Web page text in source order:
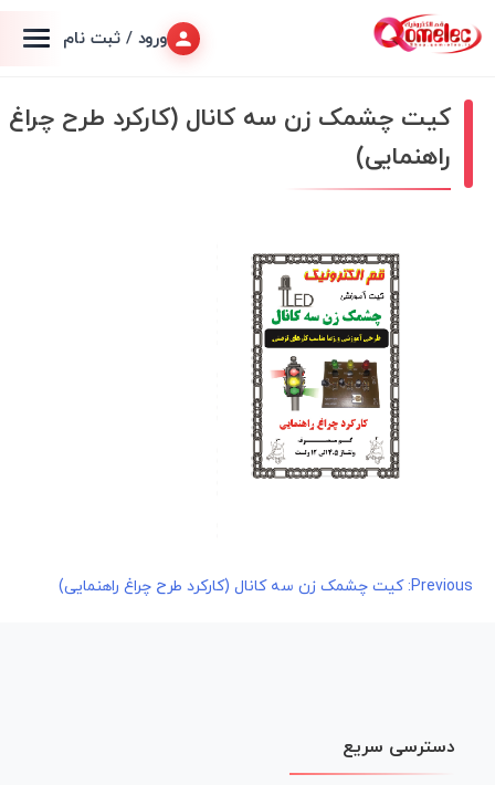
ورود / ثبت نام
کیت چشمک زن سه کانال (کارکرد طرح چراغ
راهنمایی)
راهبری
Previous: کیت چشمک زن سه کانال (کارکرد طرح چراغ راهنمایی)
دسترسی سریع